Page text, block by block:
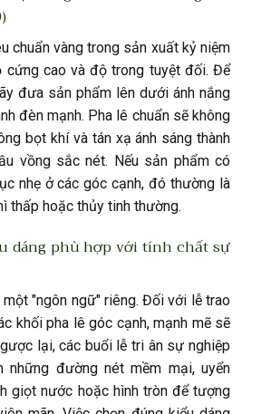
chuẩn vàng trong sản xuất kỷ niệm
cứng cao và độ trong tuyệt đối. Để
đưa sản phẩm lên dưới ánh nắng
đèn mạnh. Pha lê chuẩn sẽ không
bọt khí và tán xạ ánh sáng thành
vồng sắc nét. Nếu sản phẩm có
nhẹ ở các góc cạnh, đó thường là
thấp hoặc thủy tinh thường.
dáng phù hợp với tính chất sự
"ngôn ngữ" riêng. Đối với lễ trao
khối pha lê góc cạnh, mạnh mẽ sẽ
lại, các buổi lễ tri ân sự nghiệp
những đường nét mềm mại, uyển
giọt nước hoặc hình tròn để tượng